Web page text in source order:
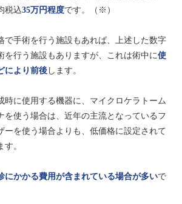
税込35万円程度です。（※）
で手術を行う施設もあれば、上述した数字
を行う施設もありますが、これは術中に使
により前後 します。
時に使用する機器に、マイクロケラトーム
を使う場合は、近年の主流となっているフ
ーを使う場合よりも、低価格に設定されて
。
にかかる費用が含まれている場合が多いで